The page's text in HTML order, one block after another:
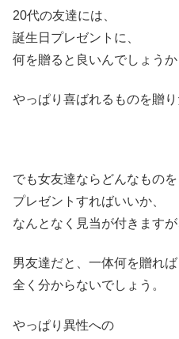
20代の友達には、
誕生日プレゼントに、
何を贈ると良いんでしょうか
やっぱり喜ばれるものを贈り
でも女友達ならどんなものを
プレゼントすればいいか、
なんとなく見当が付きますが
男友達だと、一体何を贈れ
全く分からないでしょう。
やっぱり異性への